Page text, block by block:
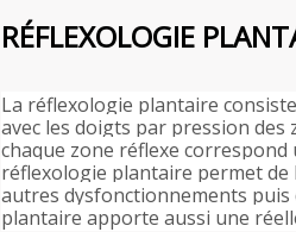
RÉFLEXOLOGIE
La réflexologie plantaire
avec les doigts par pression des
chaque zone réflexe
réflexologie plantaire permet
autres dysfonctionnements
plantaire apporte aussi une